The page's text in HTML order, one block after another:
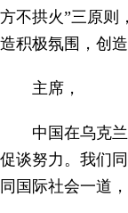
方不拱火”三原则
造积极氛围，创
主席，
中国在乌克
促谈努力。我们
同国际社会一道